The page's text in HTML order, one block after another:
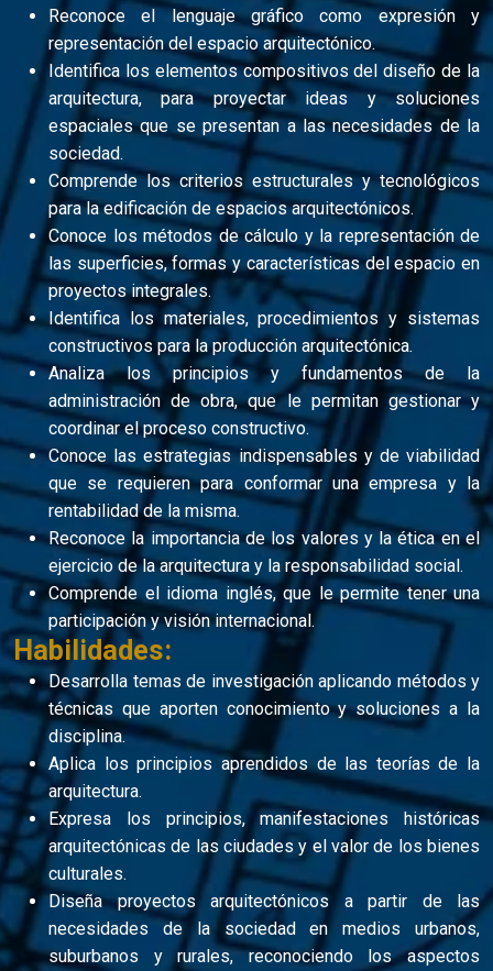
Reconoce el lenguaje gráfico como expresión y
representación del espacio arquitectónico.
Identifica los elementos compositivos del diseño de la
arquitectura, para proyectar ideas y soluciones
espaciales que se presentan a las necesidades de la
sociedad.
Comprende los criterios estructurales y tecnológicos
para la edificación de espacios arquitectónicos.
Conoce los métodos de cálculo y la representación de
las superficies, formas y características del espacio en
proyectos integrales.
Identifica los materiales, procedimientos y sistemas
constructivos para la producción arquitectónica.
Analiza los principios y fundamentos de la
administración de obra, que le permitan gestionar y
coordinar el proceso constructivo.
Conoce las estrategias indispensables y de viabilidad
que se requieren para conformar una empresa y la
rentabilidad de la misma.
Reconoce la importancia de los valores y la ética en el
ejercicio de la arquitectura y la responsabilidad social.
Comprende el idioma inglés, que le permite tener una
participación y visión internacional.
Habilidades:
Desarrolla temas de investigación aplicando métodos y
técnicas que aporten conocimiento y soluciones a la
disciplina.
Aplica los principios aprendidos de las teorías de la
arquitectura.
Expresa los principios, manifestaciones históricas
arquitectónicas de las ciudades y el valor de los bienes
culturales.
Diseña proyectos arquitectónicos a partir de las
necesidades de la sociedad en medios urbanos,
suburbanos y rurales, reconociendo los aspectos